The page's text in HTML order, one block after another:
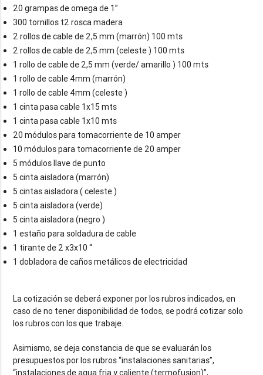
20 grampas de omega de 1”
300 tornillos t2 rosca madera
2 rollos de cable de 2,5 mm (marrón) 100 mts
2 rollos de cable de 2,5 mm (celeste ) 100 mts
1 rollo de cable de 2,5 mm (verde/ amarillo ) 100 mts
1 rollo de cable 4mm (marrón)
1 rollo de cable 4mm (celeste )
1 cinta pasa cable 1x15 mts
1 cinta pasa cable 1x10 mts
20 módulos para tomacorriente de 10 amper
10 módulos para tomacorriente de 20 amper
5 módulos llave de punto
5 cinta aisladora (marrón)
5 cintas aisladora ( celeste )
5 cinta aisladora (verde)
5 cinta aisladora (negro )
1 estaño para soldadura de cable
1 tirante de 2 x3x10 “
1 dobladora de caños metálicos de electricidad
La cotización se deberá exponer por los rubros indicados, en
caso de no tener disponibilidad de todos, se podrá cotizar solo
los rubros con los que trabaje.
Asimismo, se deja constancia de que se evaluarán los
presupuestos por los rubros “instalaciones sanitarias”,
“instalaciones de agua fria y caliente (termofusion)”,